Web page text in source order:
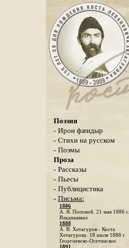
Поэзия
- Ирон фæндыр
- Стихи на русском
- Поэмы
Проза
- Рассказы
- Пьесы
- Публицистика
- Письма:
1886
А. Я. Поповой. 21 мая 1886 г.
Владикавказ
1888
A. В. Хетагуров - Коста
Хетагурову. 18 июля 1888 г.
Георгиевско-Осетинское.
1891